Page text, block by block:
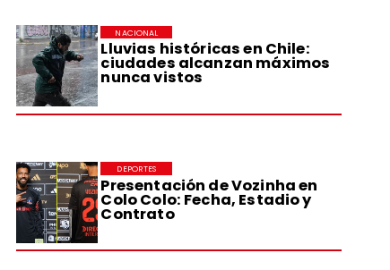
Lluvias históricas en Chile:
ciudades alcanzan máximos
nunca vistos
NACIONAL
Presentación de Vozinha en
Colo Colo: Fecha, Estadio y
Contrato
DEPORTES